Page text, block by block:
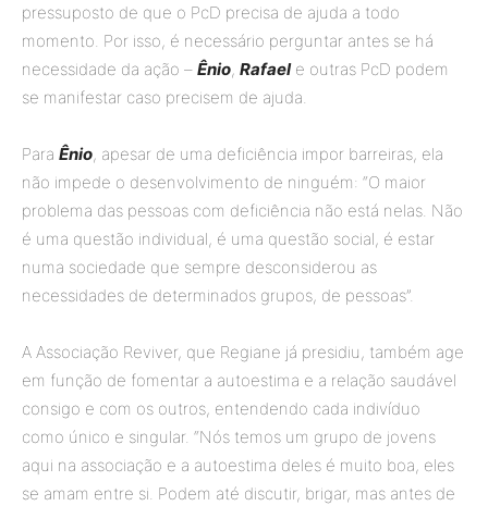
pressuposto de que o PcD precisa de ajuda a todo
momento. Por isso, é necessário perguntar antes se há
necessidade da ação – Ênio, Rafaele outras PcD podem
se manifestar caso precisem de ajuda.
Para Ênio, apesar de uma deficiência impor barreiras, ela
não impede o desenvolvimento de ninguém: “O maior
problema das pessoas com deficiência não está nelas. Não
é uma questão individual, é uma questão social, é estar
numa sociedade que sempre desconsiderou as
necessidades de determinados grupos, de pessoas”.
A Associação Reviver, que Regiane já presidiu, também age
em função de fomentar a autoestima e a relação saudável
consigo e com os outros, entendendo cada indivíduo
como único e singular. “Nós temos um grupo de jovens
aqui na associação e a autoestima deles é muito boa, eles
se amam entre si. Podem até discutir, brigar, mas antes de